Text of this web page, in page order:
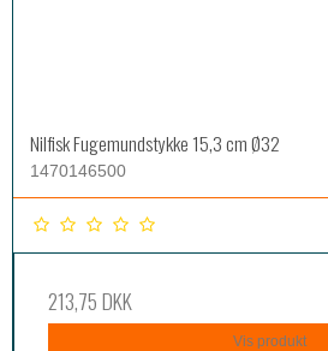
Nilfisk Fugemundstykke 15,3 cm Ø32
1470146500
213,75 DKK
Vis produkt